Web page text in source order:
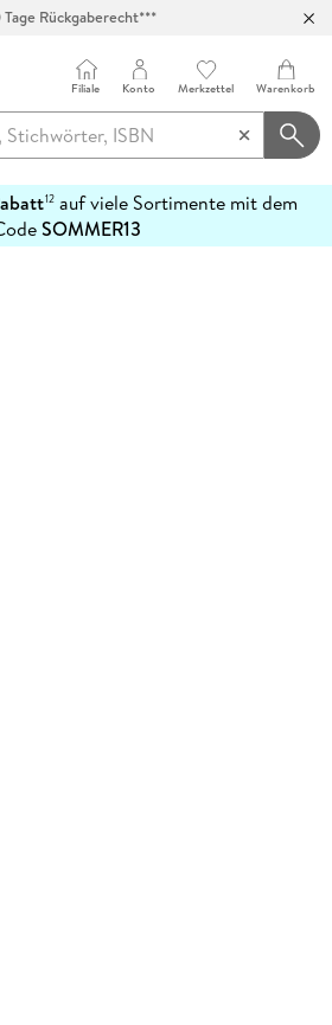
Tage Rückgaberecht***
Filiale Konto Merkzettel Warenkorb
12auf viele Sortimente mit dem
SOMMER13